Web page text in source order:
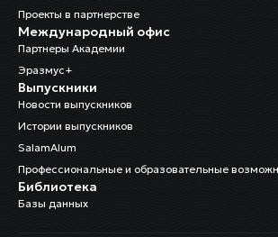
Проекты в партнерстве
Международный офис
Партнеры Академии
Эразмус+
Выпускники
Новости выпускников
Истории выпускников
SalamAlum
Профессиональные и образовательные
Библиотека
Базы данных